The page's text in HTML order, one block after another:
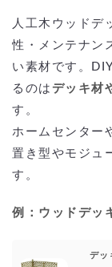
人工木ウッドデ
性・メンテナン
い素材です。
るのは デッキ材
す。
ホームセンター
置き型やモジュ
す。
例：ウッドデッ
デッ